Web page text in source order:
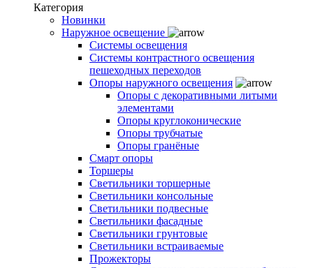
Категория
Новинки
Наружное освещение
Системы освещения
Системы контрастного освещения
пешеходных переходов
Опоры наружного освещения
Опоры с декоративными литыми
элементами
Опоры круглоконические
Опоры трубчатые
Опоры гранёные
Смарт опоры
Торшеры
Светильники торшерные
Светильники консольные
Светильники подвесные
Светильники фасадные
Светильники грунтовые
Светильники встраиваемые
Прожекторы